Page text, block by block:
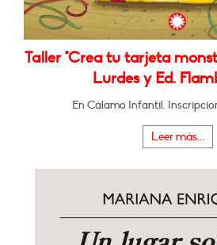
Taller "Crea tu tarjeta
Lurdes y Ed.
En Cálamo Infantil.
Leer más...